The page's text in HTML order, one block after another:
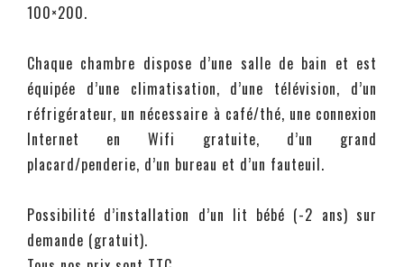
100×200.
Chaque chambre dispose d’une salle de bain et est
équipée d’une climatisation, d’une télévision, d’un
réfrigérateur, un nécessaire à café/thé, une connexion
Internet en Wifi gratuite, d’un grand
placard/penderie, d’un bureau et d’un fauteuil.
Possibilité d’installation d’un lit bébé (-2 ans) sur
demande (gratuit).